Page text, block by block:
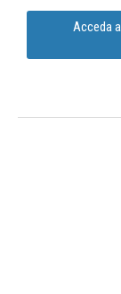
Acceda